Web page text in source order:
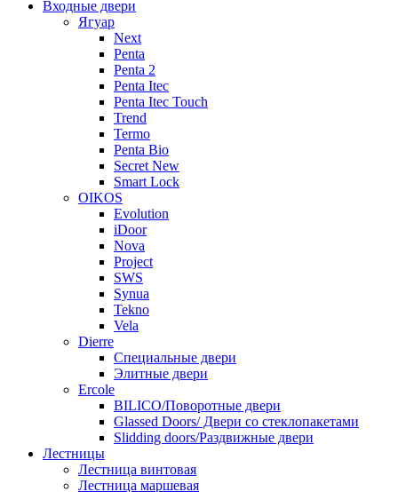
Входные двери
Ягуар
Next
Penta
Penta 2
Penta Itec
Penta Itec Touch
Trend
Termo
Penta Bio
Secret New
Smart Lock
OIKOS
Evolution
iDoor
Nova
Project
SWS
Synua
Tekno
Vela
Dierre
Специальные двери
Элитные двери
Ercole
BILICO/Поворотные двери
Glassed Doors/ Двери со стеклопакетами
Slidding doors/Раздвижные двери
Лестницы
Лестница винтовая
Лестница маршевая